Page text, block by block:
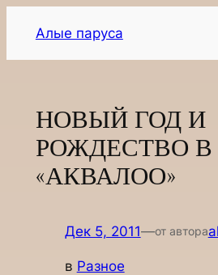
содержимому
Алые паруса
НОВЫЙ ГОД И
РОЖДЕСТВО В
«АКВАЛОО»
Дек 5, 2011—от автора
в Разное